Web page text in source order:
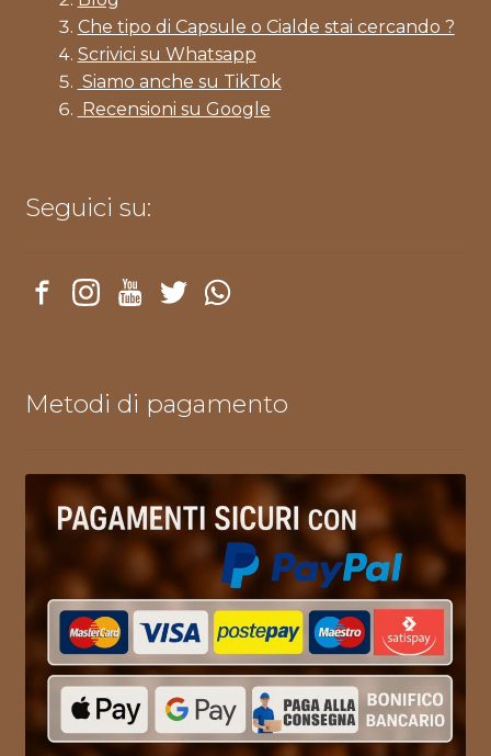
Che tipo di Capsule o Cialde stai cercando ?
Scrivici su Whatsapp
Siamo anche su TikTok
Recensioni su Google
Seguici su:
Metodi di pagamento